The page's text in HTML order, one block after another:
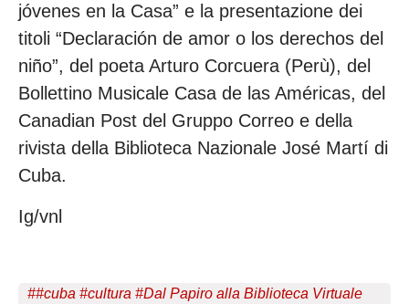
jóvenes en la Casa” e la presentazione dei
titoli “Declaración de amor o los derechos del
niño”, del poeta Arturo Corcuera (Perù), del
Bollettino Musicale Casa de las Américas, del
Canadian Post del Gruppo Correo e della
rivista della Biblioteca Nazionale José Martí di
Cuba.
Ig/vnl
##cuba #cultura #Dal Papiro alla Biblioteca Virtuale